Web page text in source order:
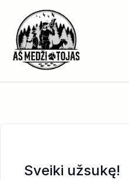
turinio
Sveiki užsukę!